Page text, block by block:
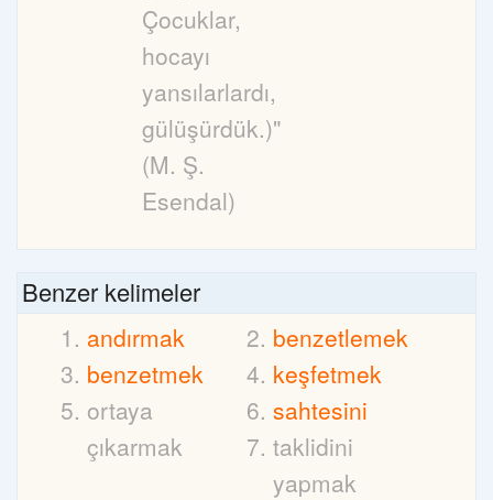
Çocuklar,
hocayı
yansılarlardı,
gülüşürdük.)"
(M. Ş.
Esendal)
Benzer kelimeler
andırmak
benzetlemek
benzetmek
keşfetmek
ortaya
çıkarmak
sahtesini
taklidini
yapmak